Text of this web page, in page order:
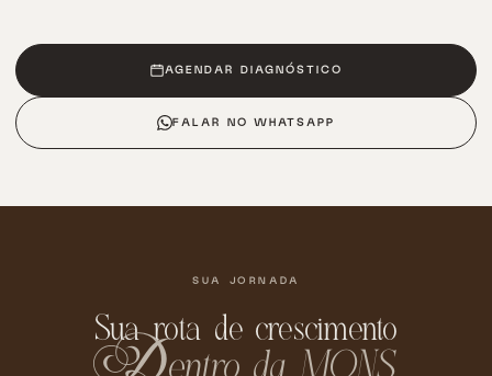
AGENDAR DIAGNÓSTICO
FALAR NO WHATSAPP
SUA JORNADA
Sua rota de crescimento